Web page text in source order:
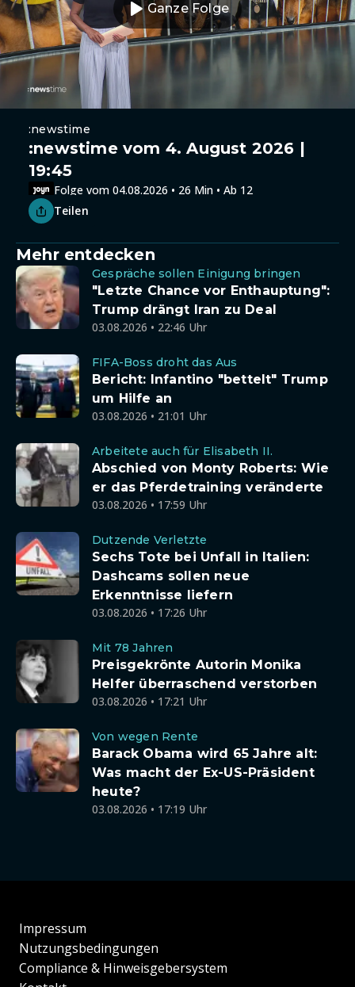
Ganze Folge
:newstime
:newstime vom 4. August 2026 |
19:45
Folge vom 04.08.2026 • 26 Min • Ab 12
Teilen
Mehr entdecken
Gespräche sollen Einigung bringen
"Letzte Chance vor Enthauptung":
Trump drängt Iran zu Deal
03.08.2026 • 22:46 Uhr
FIFA-Boss droht das Aus
Bericht: Infantino "bettelt" Trump
um Hilfe an
03.08.2026 • 21:01 Uhr
Arbeitete auch für Elisabeth II.
Abschied von Monty Roberts: Wie
er das Pferdetraining veränderte
03.08.2026 • 17:59 Uhr
Dutzende Verletzte
Sechs Tote bei Unfall in Italien:
Dashcams sollen neue
Erkenntnisse liefern
03.08.2026 • 17:26 Uhr
Mit 78 Jahren
Preisgekrönte Autorin Monika
Helfer überraschend verstorben
03.08.2026 • 17:21 Uhr
Von wegen Rente
Barack Obama wird 65 Jahre alt:
Was macht der Ex-US-Präsident
heute?
03.08.2026 • 17:19 Uhr
Impressum
Nutzungsbedingungen
Compliance & Hinweisgebersystem